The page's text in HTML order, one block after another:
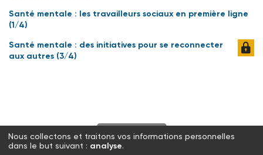
Santé mentale : les travailleurs sociaux en première ligne
(1/4)
Santé mentale : des initiatives pour se reconnecter
aux autres (3/4)
S'abonner
Nous collectons et traitons vos informations personnelles
dans le but suivant : analyse.